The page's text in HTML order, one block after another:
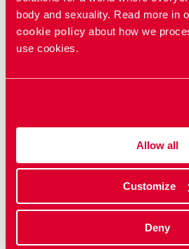
body and sexuality. Read more in
cookie policy about how we
use cookies.
Allow all
Customize
Deny
– Jag har lärt mig att leda
Hur man kan ställa frågor och